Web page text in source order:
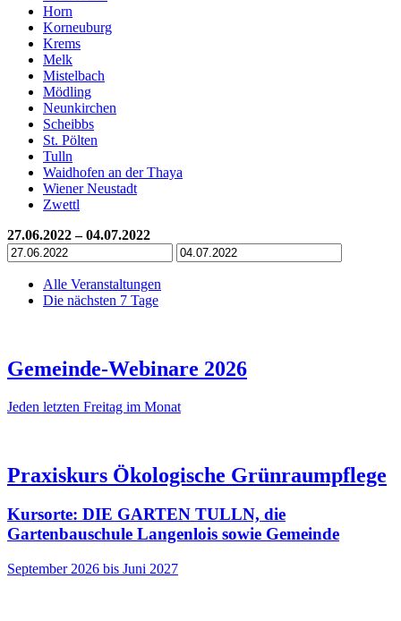
Horn
Korneuburg
Krems
Melk
Mistelbach
Mödling
Neunkirchen
Scheibbs
St. Pölten
Tulln
Waidhofen an der Thaya
Wiener Neustadt
Zwettl
27.06.2022 – 04.07.2022
Alle Veranstaltungen
Die nächsten 7 Tage
Gemeinde-Webinare 2026
Jeden letzten Freitag im Monat
Praxiskurs Ökologische Grünraumpflege
Kursorte: DIE GARTEN TULLN, die
Gartenbauschule Langenlois sowie Gemeinde
September 2026 bis Juni 2027